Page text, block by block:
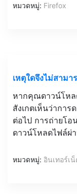
หมวดหมู่: Firefox
เหตุใดจึงไม่สาม
หากคุณดาวน์โหล
สังเกตเห็นว่ากา
ต่อไป การถ่ายโอ
ดาวน์โหลดไฟล์ผ่
หมวดหมู่: อินเทอร์เน็